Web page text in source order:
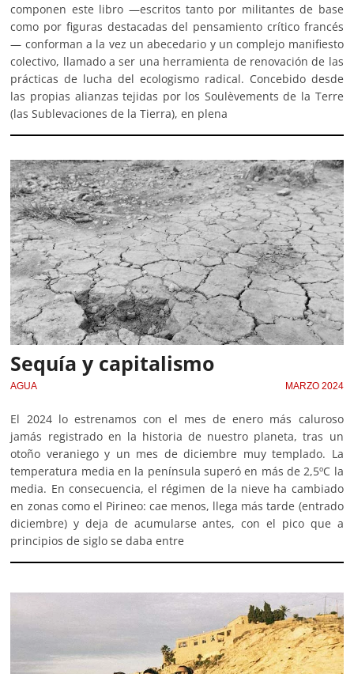
componen este libro —escritos tanto por militantes de base
como por figuras destacadas del pensamiento crítico francés
— conforman a la vez un abecedario y un complejo manifiesto
colectivo, llamado a ser una herramienta de renovación de las
prácticas de lucha del ecologismo radical. Concebido desde
las propias alianzas tejidas por los Soulèvements de la Terre
(las Sublevaciones de la Tierra), en plena
Sequía y capitalismo
AGUA MARZO 2024
El 2024 lo estrenamos con el mes de enero más caluroso
jamás registrado en la historia de nuestro planeta, tras un
otoño veraniego y un mes de diciembre muy templado. La
temperatura media en la península superó en más de 2,5ºC la
media. En consecuencia, el régimen de la nieve ha cambiado
en zonas como el Pirineo: cae menos, llega más tarde (entrado
diciembre) y deja de acumularse antes, con el pico que a
principios de siglo se daba entre